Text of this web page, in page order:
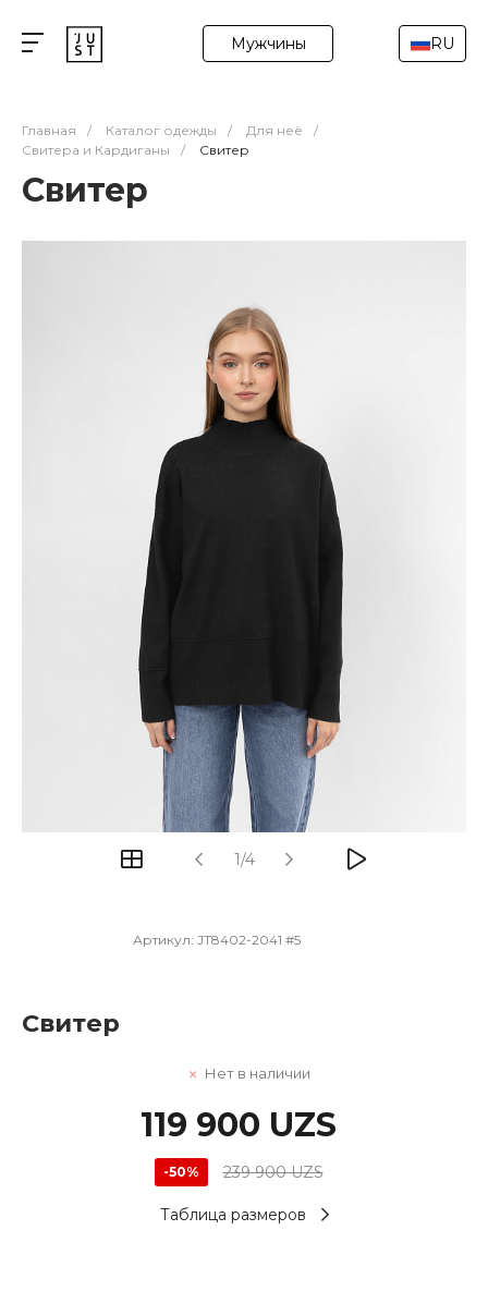
Мужчины RU
Главная / Каталог одежды / Для неё
/
Свитера и Кардиганы
/ Свитер
Свитер
1/4
Артикул: JT8402-2041 #5
Свитер
Нет в наличии
119 900 UZS
-50% 239 900 UZS
Таблица размеров